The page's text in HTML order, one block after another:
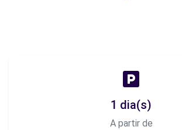
1 dia(s)
A partir de